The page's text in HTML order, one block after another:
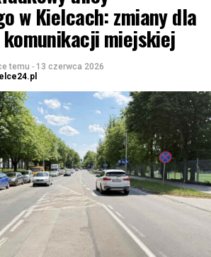
w Kielcach: zmiany dla
miejskiej
temu - 13 czerwca 2026